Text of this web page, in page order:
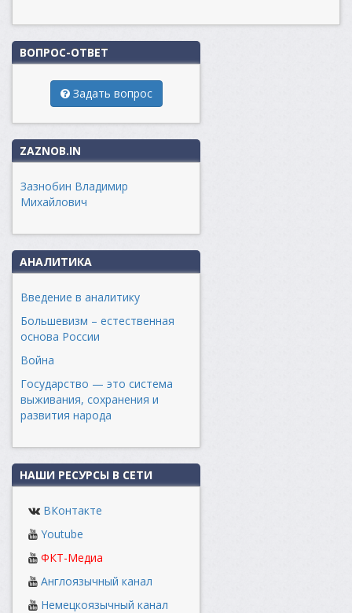
ВОПРОС-ОТВЕТ
Задать вопрос
ZAZNOB.IN
Зазнобин Владимир
Михайлович
АНАЛИТИКА
Введение в аналитику
Большевизм – естественная
основа России
Война
Государство — это система
выживания, сохранения и
развития народа
НАШИ РЕСУРСЫ В СЕТИ
ВКонтакте
Youtube
ФКТ-Медиа
Англоязычный канал
Немецкоязычный канал